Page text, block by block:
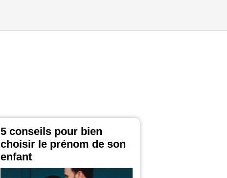
5 conseils pour bien
choisir le prénom de son
enfant